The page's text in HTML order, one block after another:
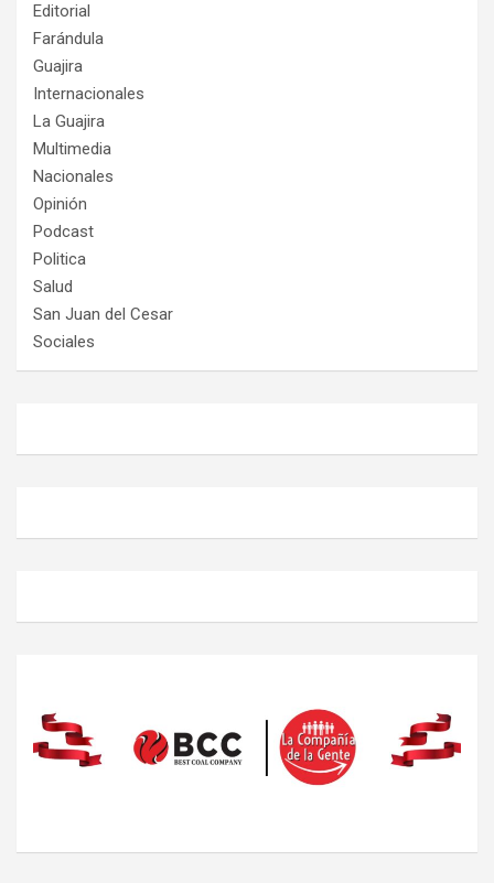
Editorial
Farándula
Guajira
Internacionales
La Guajira
Multimedia
Nacionales
Opinión
Podcast
Politica
Salud
San Juan del Cesar
Sociales